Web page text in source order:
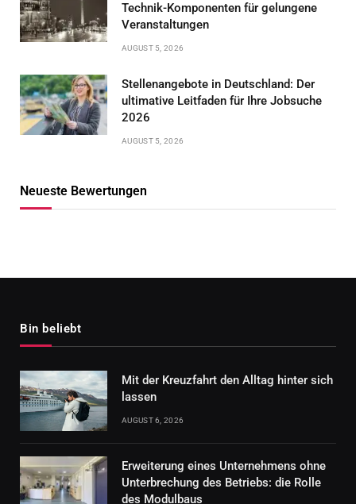
Technik-Komponenten für gelungene
Veranstaltungen
AUGUST 5, 2026
Stellenangebote in Deutschland: Der
ultimative Leitfaden für Ihre Jobsuche
2026
AUGUST 5, 2026
Neueste Bewertungen
Bin beliebt
Mit der Kreuzfahrt den Alltag hinter sich
lassen
AUGUST 6, 2026
Erweiterung eines Unternehmens ohne
Unterbrechung des Betriebs: die Rolle
des Modulbaus